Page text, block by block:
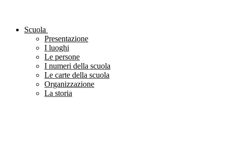
Scuola
Presentazione
I luoghi
Le persone
I numeri della scuola
Le carte della scuola
Organizzazione
La storia